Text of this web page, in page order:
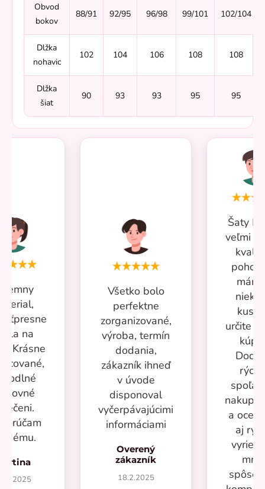
Obvod
bokov
88/91 92/95 96/98 99/101 102/104
Dlžka
nohavic
102 104 106 108 108
Dlžka
šiat
90 93 93 95 95
na
Krásne
Všetko bolo
perfektne
zorganizované,
výroba, termín
dodania,
zákazník ihneď
v úvode
disponoval
vyčerpávajúcimi
informáciami
Overený
zákazník
18.2.2025
Šaty
veľmi
mám
určite
a
aj